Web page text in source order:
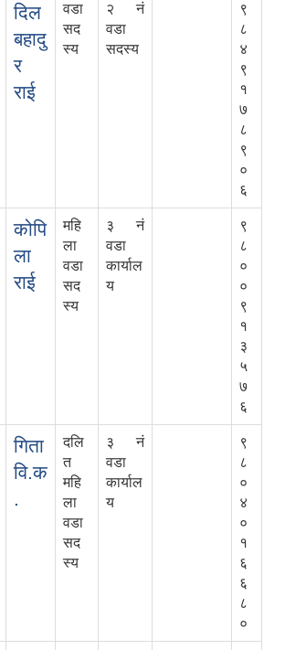
दिल
बहादु
र
राई
वडा
सद
स्य
२ नं
वडा
सदस्य
९
८
४
९
१
७
८
९
०
६
कोपि
ला
राई
महि
ला
वडा
सद
स्य
३ नं
वडा
कार्याल
य
९
८
०
०
९
१
३
५
७
६
गिता
वि.क
.
दलि
त
महि
ला
वडा
सद
स्य
३ नं
वडा
कार्याल
य
९
८
०
४
०
१
६
६
८
०